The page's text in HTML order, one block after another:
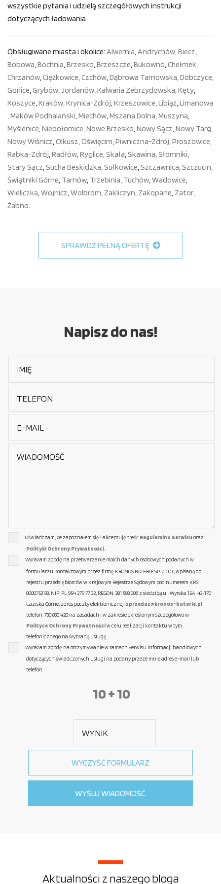
wszystkie pytania i udzielą szczegółowych instrukcji
dotyczących ładowania.
Obsługiwane miasta i okolice: Alwernia,Andrychów,Biecz,
Bobowa,Bochnia,Brzesko,Brzeszcze,Bukowno,Chełmek,
Chrzanów,Ciężkowice,Czchów,Dąbrowa Tarnowska,Dobczyce,
Gorlice,Grybów,Jordanów,Kalwaria Zebrzydowska,Kęty,
Koszyce,Kraków,Krynica-Zdrój,Krzeszowice,Libiąż,Limanowa
,Maków Podhalański,Miechów,Mszana Dolna,Muszyna,
Myślenice,Niepołomice,Nowe Brzesko,Nowy Sącz,Nowy Targ,
Nowy Wiśnicz,Olkusz,Oświęcim,Piwniczna-Zdrój,Proszowice,
Rabka-Zdrój,Radłów,Ryglice,Skała,Skawina,Słomniki,
Stary Sącz,Sucha Beskidzka,Sułkowice,Szczawnica,Szczucin,
Świątniki Górne, Tarnów, Trzebinia, Tuchów,Wadowice,
Wieliczka,Wojnicz,Wolbrom, Zakliczyn, Zakopane, Zator,
Żabno.
SPRAWDŹ PEŁNĄ OFERTĘ
Napisz do nas!
Oświadczam, że zapoznałem się i akceptuję treść Regulaminu Serwisu oraz
Polityki Ochrony Prywatności.
Wyrażam zgodę na przetwarzanie moich danych osobowych podanych w
formularzu kontaktowym przez firmę KRONOS BATERIE SP. Z O.O., wpisaną do
rejestru przedsiębiorców w Krajowym Rejestrze Sądowym pod numerem KRS:
0000753133, NIP: PL 954 279 77 32, REGON: 381 583 006 z siedzibą ul. Wyrska 15A, 43-170
Łaziska Górne, adres poczty elektronicznej: sprzedaz@kronos-baterie.pl
telefon: 730 030 420 na zasadach i w zakresie określonym szczegółowo w
Polityce Ochrony Prywatnościw celu realizacji kontaktu w tym
telefonicznego na wybraną usługę.
Wyrażam zgodę na otrzymywanie w ramach Serwisu informacji handlowych
dotyczących świadczonych usługi na podany przeze mnie adres e-mail lub
telefon.
10 + 10
Aktualności z naszego bloga